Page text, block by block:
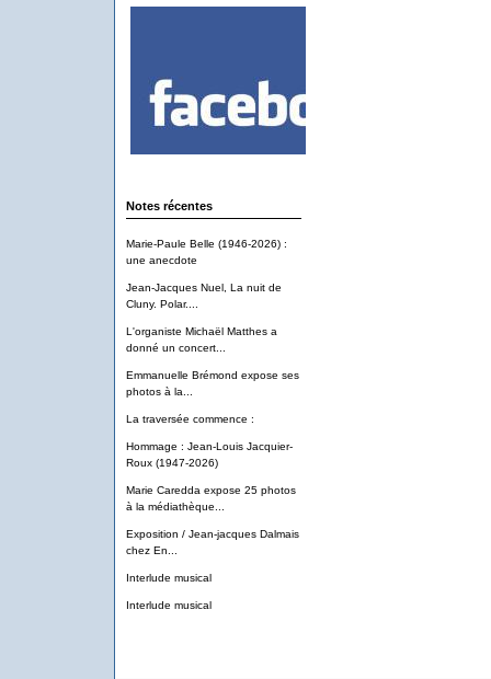
Notes récentes
Marie-Paule Belle (1946-2026) :
une anecdote
Jean-Jacques Nuel, La nuit de
Cluny. Polar....
L'organiste Michaël Matthes a
donné un concert...
Emmanuelle Brémond expose ses
photos à la...
La traversée commence :
Hommage : Jean-Louis Jacquier-
Roux (1947-2026)
Marie Caredda expose 25 photos
à la médiathèque...
Exposition / Jean-jacques Dalmais
chez En...
Interlude musical
Interlude musical